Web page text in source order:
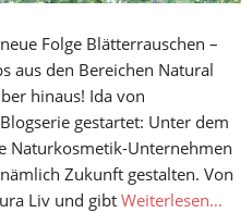
Folge Blätterrauschen –
aus den Bereichen Natural
hinaus! Ida von
gestartet: Unter dem
Naturkosmetik-Unternehmen
Zukunft gestalten. Von
Liv und gibt Weiterlesen…